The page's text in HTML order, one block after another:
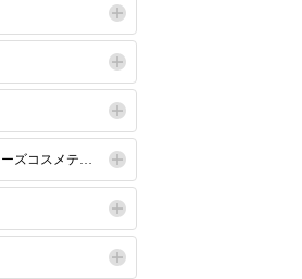
自由が丘クリニックドクターズコスメティクス(16記事)